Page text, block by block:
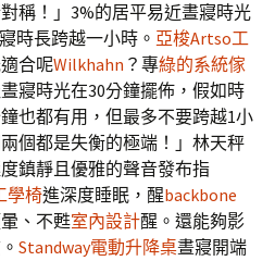
稱！」3%的居平易近晝寢時光
時長跨越一小時。 亞梭Artso工
合呢Wilkhahn ？專綠的系統傢
寢時光在30分鐘擺佈，假如時
也都有用，但最多不要跨越1小
個都是失衡的極端！」林天秤
鎮靜且優雅的聲音發布指
學椅進深度睡眠，醒backbone
、不甦室內設計醒。還能夠影
Standway電動升降桌晝寢開端